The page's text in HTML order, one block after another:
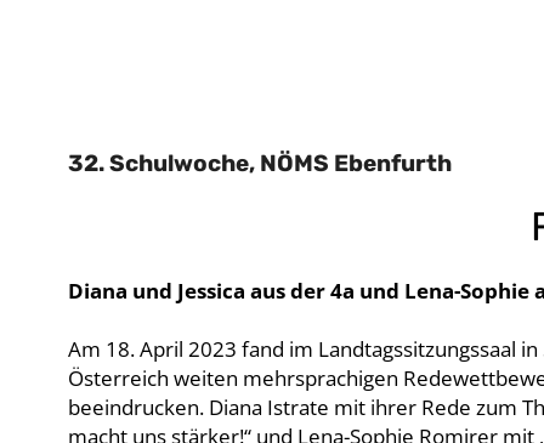
32. Schulwoche, NÖMS Ebenfurth
Diana und Jessica aus der 4a und Lena-
Am 18. April 2023 fand im Landtagssitzungssaal
Österreich weiten mehrsprachigen
beeindrucken. Diana Istrate mit ihrer Rede zum
macht uns stärker!“ und Lena-Sophie Romirer